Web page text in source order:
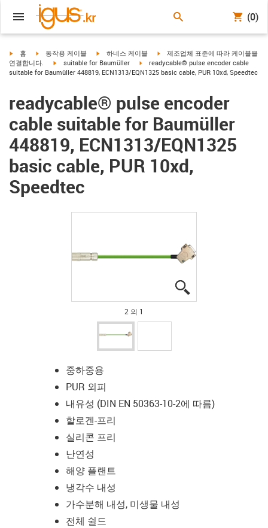
(0)
igus-icon-arrow-right
홈 igus-icon-arrow-right
동작용 케이블 igus-icon-arrow-right
하네스 케이블 igus-icon-arrow-right
제조업체 표준에 따라 케이블을
연결합니다.
igus-icon-arrow-right
suitable for Baumüller igus-icon-arrow-right
readycable® pulse encoder cable
suitable for Baumüller 448819, ECN1313/EQN1325 basic cable, PUR 10xd, Speedtec
readycable® pulse encoder
cable suitable for Baumüller
448819, ECN1313/EQN1325
basic cable, PUR 10xd,
Speedtec
2 의 1
중하중용
PUR 외피
내유성 (DIN EN 50363-10-2에 따름)
할로겐-프리
실리콘 프리
난연성
해양 플랜트
냉각수 내성
가수분해 내성, 미생물 내성
전체 쉴드